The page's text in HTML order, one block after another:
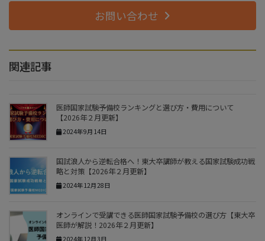
お問い合わせ
関連記事
医師国家試験予備校ランキングと選び方・費用について
【2026年２月更新】
2024年9月14日
国試浪人から逆転合格へ！東大卒講師が教える国家試験成功戦
略と対策【2026年２月更新】
2024年12月28日
オンラインで受講できる医師国家試験予備校の選び方【東大卒
医師が解説！2026年２月更新】
2024年12月3日